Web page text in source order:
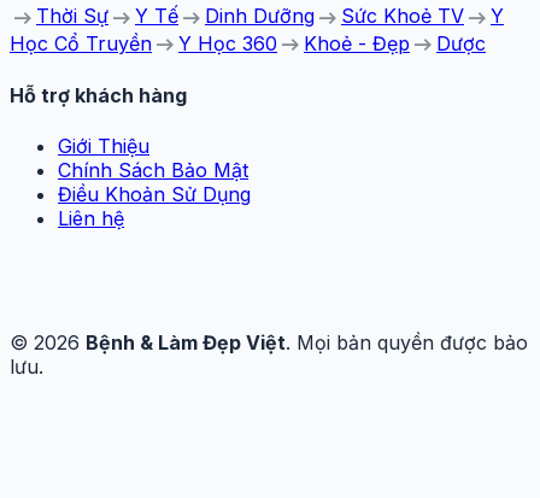
arrow_right_alt Thời Sự arrow_right_alt Y Tế arrow_right_alt Dinh Dưỡng arrow_right_alt Sức Khoẻ TV arrow_right_alt Y
Học Cổ Truyền arrow_right_alt Y Học 360 arrow_right_alt Khoẻ - Đẹp arrow_right_alt Dược
Hỗ trợ khách hàng
Giới Thiệu
Chính Sách Bảo Mật
Điều Khoản Sử Dụng
Liên hệ
© 2026 Bệnh & Làm Đẹp Việt. Mọi bản quyền được bảo
lưu.